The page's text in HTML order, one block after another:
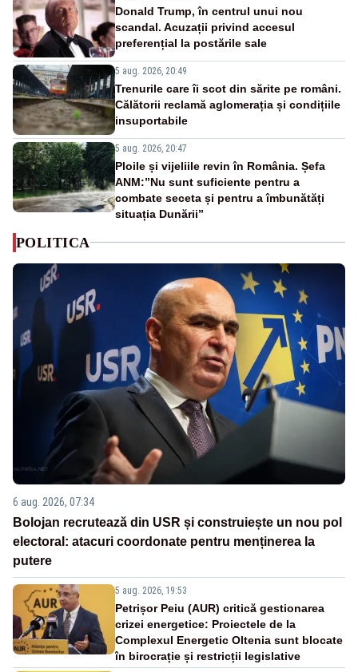
Donald Trump, în centrul unui nou
scandal. Acuzații privind accesul
preferențial la postările sale
5 aug. 2026, 20:49
Trenurile care îi scot din sărite pe români.
Călătorii reclamă aglomerația și condițiile
insuportabile
5 aug. 2026, 20:47
Ploile și vijeliile revin în România. Șefa
ANM:”Nu sunt suficiente pentru a
combate seceta și pentru a îmbunătăți
situația Dunării”
POLITICA
6 aug. 2026, 07:34
Bolojan recrutează din USR și construiește un nou pol
electoral: atacuri coordonate pentru menținerea la
putere
5 aug. 2026, 19:53
Petrișor Peiu (AUR) critică gestionarea
crizei energetice: Proiectele de la
Complexul Energetic Oltenia sunt blocate
în birocrație și restricții legislative